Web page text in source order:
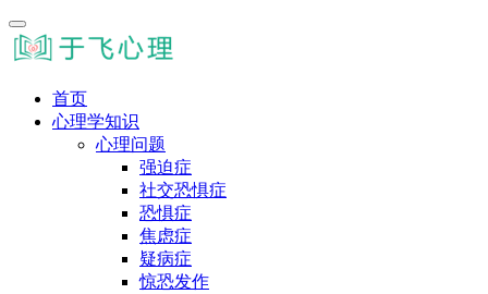
首页
心理学知识
心理问题
强迫症
社交恐惧症
恐惧症
焦虑症
疑病症
惊恐发作